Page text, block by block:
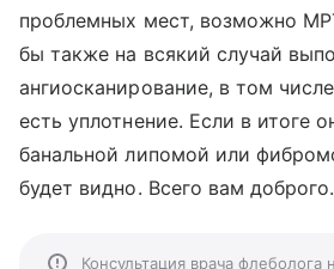
проблемных мест, возможно
бы также на всякий случай
ангиосканирование, в том
есть уплотнение. Если в итоге
банальной липомой или
будет видно. Всего вам доброго.
Консультация врача флеболога